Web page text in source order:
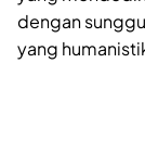
dengan
yang